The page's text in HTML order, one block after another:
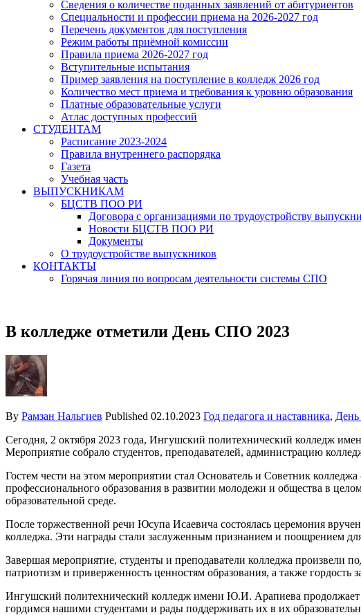
Сведения о количестве поданных заявлений от абитуриентов
Специальности и профессии приема на 2026-2027 год
Перечень документов для поступления
Режим работы приёмной комиссии
Правила приема 2026-2027 год
Вступительные испытания
Пример заявления на поступление в колледж 2026 год
Количество мест приема и требования к уровню образования
Платные образовательные услуги
Атлас доступных профессий
СТУДЕНТАМ
Расписание 2023-2024
Правила внутреннего распорядка
Газета
Учебная часть
ВЫПУСКНИКАМ
БЦСТВ ПОО РИ
Договора с организациями по трудоустройству
Новости БЦСТВ ПОО РИ
Документы
О трудоустройстве выпускников
КОНТАКТЫ
Горячая линия по вопросам деятельности системы СПО
В колледже отметили День СПО 2023
By Рамзан Нальгиев Published 02.10.2023 Год педагога и наставника,
Сегодня, 2 октября 2023 года, Ингушский политехнический колледж
Мероприятие собрало студентов, преподавателей, администрацию
Гостем чести на этом мероприятии стал Основатель и Советник
профессионального образования в развитии молодежи и общества в
образовательной среде.
После торжественной речи Юсупа Исаевича состоялась церемония
колледжа. Эти награды стали заслуженным признанием и поощрением
Завершая мероприятие, студенты и преподаватели колледжа
патриотизм и приверженность ценностям образования, а также гордость
Ингушский политехнический колледж имени Ю.И. Арапиева
гордимся нашими студентами и рады поддерживать их в их